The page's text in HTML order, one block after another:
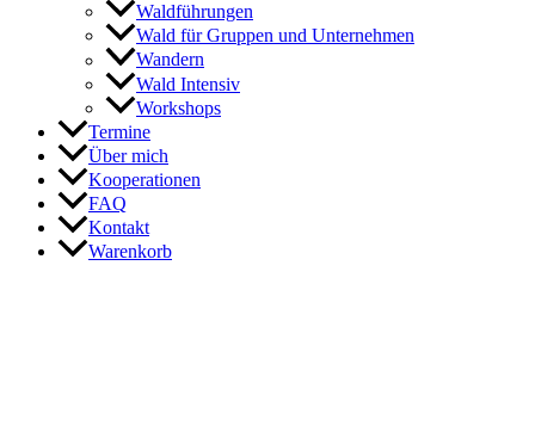
Waldführungen
Wald für Gruppen und Unternehmen
Wandern
Wald Intensiv
Workshops
Termine
Über mich
Kooperationen
FAQ
Kontakt
Warenkorb